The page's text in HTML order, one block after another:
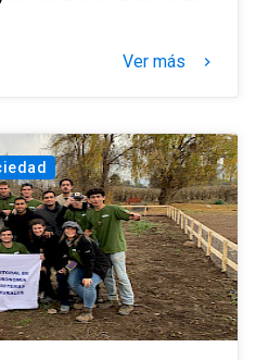
Ver más keyboard_arrow_right